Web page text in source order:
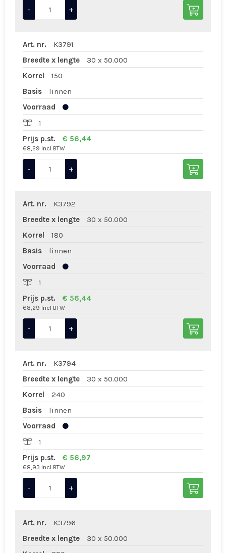
- +
Art. nr.
K3791
Breedte x lengte
30 x 50.000
Korrel
150
Basis
linnen
Voorraad
1
Prijs p.st.
€ 56,44
68,29 Incl BTW
- +
Art. nr.
K3792
Breedte x lengte
30 x 50.000
Korrel
180
Basis
linnen
Voorraad
1
Prijs p.st.
€ 56,44
68,29 Incl BTW
- +
Art. nr.
K3794
Breedte x lengte
30 x 50.000
Korrel
240
Basis
linnen
Voorraad
1
Prijs p.st.
€ 56,97
68,93 Incl BTW
- +
Art. nr.
K3796
Breedte x lengte
30 x 50.000